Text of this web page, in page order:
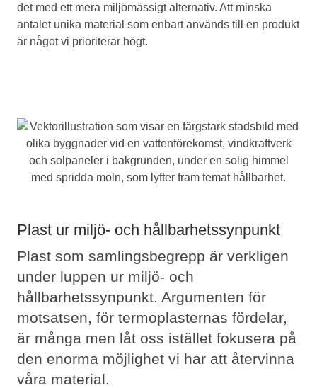
det med ett mera miljömässigt alternativ. Att minska
antalet unika material som enbart används till en produkt
är något vi prioriterar högt.
Plast ur miljö- och hållbarhetssynpunkt
Plast som samlingsbegrepp är verkligen
under luppen ur miljö- och
hållbarhetssynpunkt. Argumenten för
motsatsen, för termoplasternas fördelar,
är många men låt oss istället fokusera på
den enorma möjlighet vi har att återvinna
våra material.